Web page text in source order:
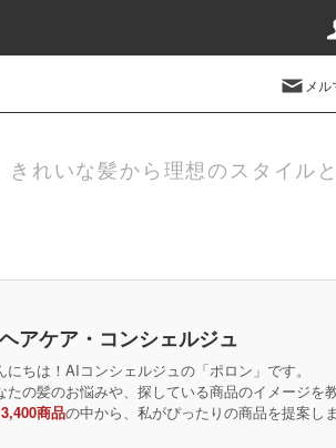
メル
きれいな髪から理想のスタイル
アケア・コンシェルジュ
にちは！AIコンシェルジュの「ポロン」です。
たの髪のお悩みや、探している商品のイメージを
商品の中から、私がぴったりの商品を提案し